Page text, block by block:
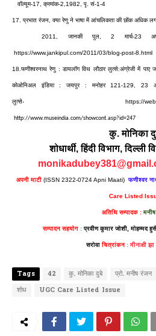
वॉल्यूम-17, क्रमांक-2,1982, पृ सं-1-4
17. प्रभात रंजन क्या रेणु ने भाषा में आंचलिकता की छोंक अधिक
2011, जानकी पुल, 2 मार्च-23
https://www.jankipul.com/2011/03/blog-post-8.html
18. फणीश्वरनाथ रेणु : डायलॉग विथ लौठार लुत्से:अंग्रेजी में पाए
कोओनिअल इंडिया:जयपुर: मनोहर 121-129, 23
लुत्से- https://
http://www.museindia.com/showcont.asp?id=247
कु.मोनिका
शोधार्थी,हिंदी विभाग, दिल्ली
अपनी माटी (ISSN 2322-0724 Apni Maati) फणीश्वर
Care Listed
अतिथि सम्पादक :
सम्पादन सहयोग : प्रवीण कुमार जोशी, मोहम्मद
सरोवा चित्रांकन : मीनाक्षी
Tags 42 कु. मोनिका दुबे प्रो. मनीष रंजन
शोध
UGC Care Listed Issue